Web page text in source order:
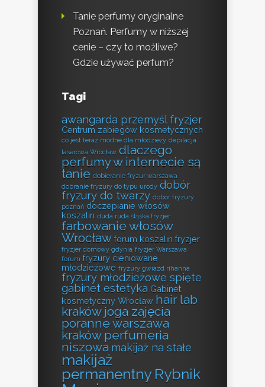
Tanie perfumy oryginalne
Poznań. Perfumy w niższej
cenie – czy to możliwe?
Gdzie używać perfum?
Tagi
awangarda przemyśl fryzjer
Centrum zabiegów kosmetycznych
co jest teraz modne dla młodzieży depilacja
laserowa Wrocław dlaczego
perfumy w internecie są
tanie dobieranie fryzur warszawa
dobranie fryzury do typu urody dobór
fryzury do twarzy dobór fryzury
poznań doczepianie włosów
koszalin duda ruda śląska fryzjer
farbowanie włosów
Wrocław forum koszalin fryzjer
fryzjer domowy gdynia fryzjer Warszawa
forum fryzury cieniowane
młodzieżowe fryzury gwiazd rihanna
fryzury młodzieżowe spięte
gabinet estetyka Gabinet
kosmetyczny Wrocław hair lab
kraków joga zajęcia
poranne warszawa
kraków perfumeria
niszowa makijaż na stałe
makijaż
permanentny Rybnik